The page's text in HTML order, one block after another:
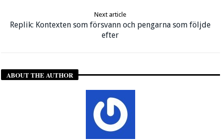
Next article
Replik: Kontexten som försvann och pengarna som följde
efter
ABOUT THE AUTHOR